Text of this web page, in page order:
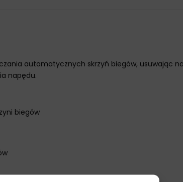
automatycznych skrzyń biegów, usuwając
napędu.
biegów